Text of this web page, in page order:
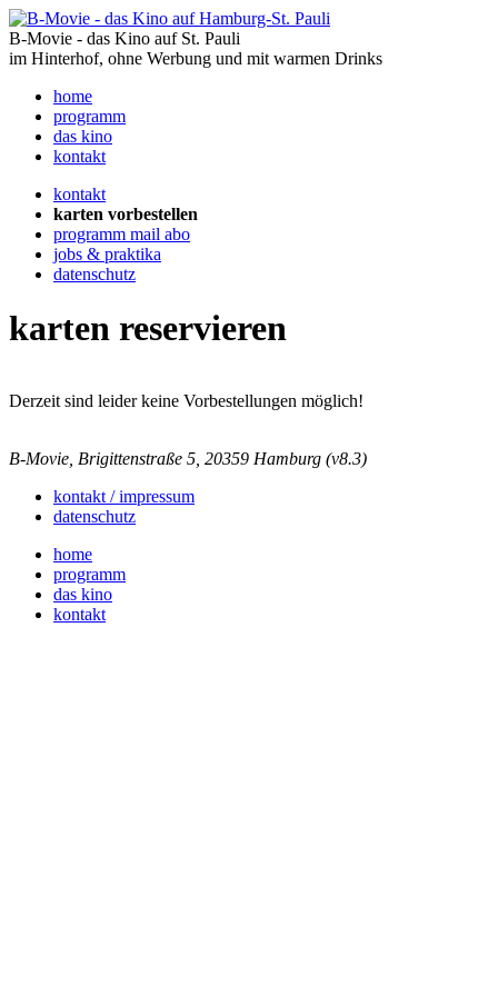
B-Movie - das Kino auf St. Pauli
im Hinterhof, ohne Werbung und mit warmen Drinks
home
programm
das kino
kontakt
kontakt
karten vorbestellen
programm mail abo
jobs & praktika
datenschutz
karten reservieren
Derzeit sind leider keine Vorbestellungen möglich!
B-Movie, Brigittenstraße 5, 20359 Hamburg (v8.3)
kontakt / impressum
datenschutz
home
programm
das kino
kontakt